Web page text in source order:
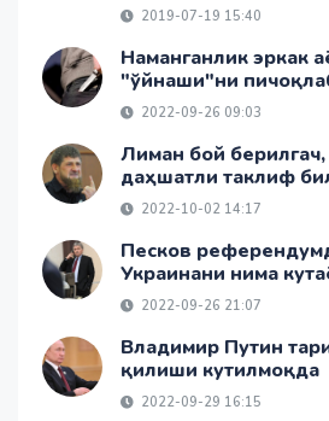
2019-07-19 15:40
Наманганлик эркак
"ўйнаши"ни
2022-09-26 09:03
Лиман бой
даҳшатли таклиф
2022-10-02 14:17
Песков
Украинани нима
2022-09-26 21:07
Владимир Путин
қилиши кутилмоқда
2022-09-29 16:15